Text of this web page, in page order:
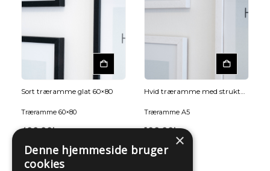
Sort træramme glat 60×80
Træramme 60×80
400,00kr.
Hvid træramme med struktur A5
Træramme A5
100,00kr.
×
Denne hjemmeside bruger
cookies